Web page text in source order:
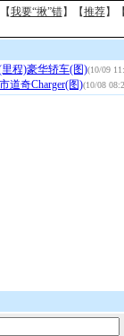
我要“揪”错】【推荐】
里程)豪华轿车(图)(10/09
道奇Charger(图)(10/08